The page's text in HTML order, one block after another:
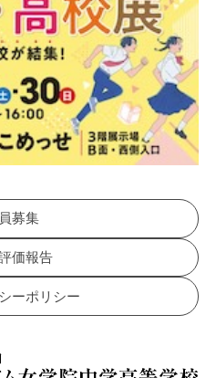
募集
価報告
ーポリシー